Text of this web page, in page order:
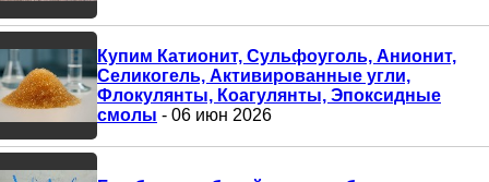
Купим Катионит, Сульфоуголь, Анионит,
Селикогель, Активированные угли,
Флокулянты, Коагулянты, Эпоксидные
смолы - 06 июн 2026